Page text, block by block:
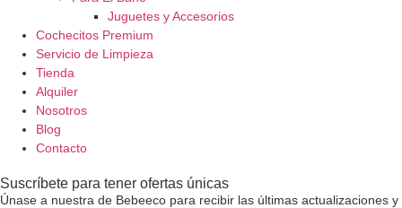
Juguetes y Accesorios
Cochecitos Premium
Servicio de Limpieza
Tienda
Alquiler
Nosotros
Blog
Contacto
Suscríbete para tener ofertas únicas
Únase a nuestra de Bebeeco para recibir las últimas actualizaciones y